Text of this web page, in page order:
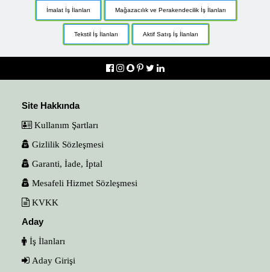
İmalat İş İlanları Mağazacılık ve Perakendecilik İş İlanları
Tekstil İş İlanları Aktif Satış İş İlanları
Site Hakkında
Kullanım Şartları
Gizlilik Sözleşmesi
Garanti, İade, İptal
Mesafeli Hizmet Sözleşmesi
KVKK
Aday
İş İlanları
Aday Girişi